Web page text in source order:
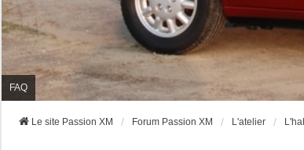
FAQ
Le site Passion XM Forum Passion XM L'atelier